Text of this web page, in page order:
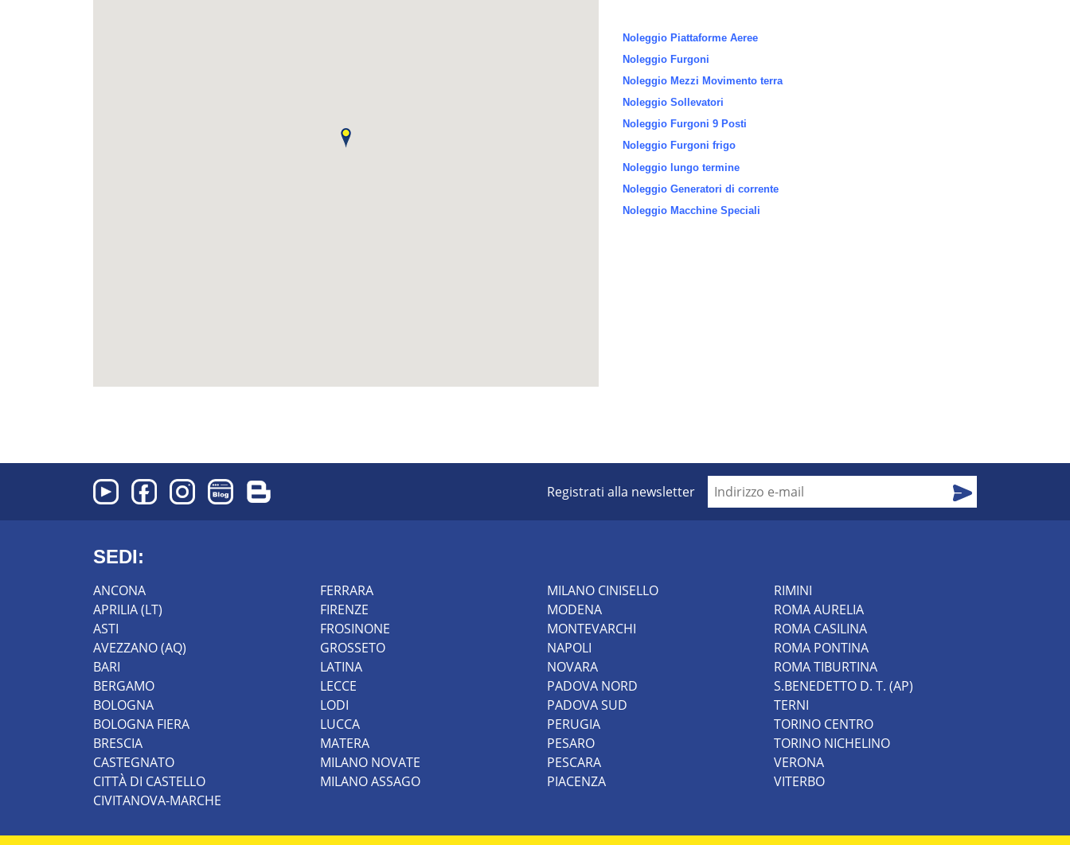
Noleggio Piattaforme Aeree
Noleggio Furgoni
Noleggio Mezzi Movimento terra
Noleggio Sollevatori
Noleggio Furgoni 9 Posti
Noleggio Furgoni frigo
Noleggio lungo termine
Noleggio Generatori di corrente
Noleggio Macchine Speciali
Registrati alla newsletter
SEDI:
ANCONA
APRILIA (LT)
ASTI
AVEZZANO (AQ)
BARI
BERGAMO
BOLOGNA
BOLOGNA FIERA
BRESCIA
CASTEGNATO
CITTÀ DI CASTELLO
CIVITANOVA-MARCHE
FERRARA
FIRENZE
FROSINONE
GROSSETO
LATINA
LECCE
LODI
LUCCA
MATERA
MILANO NOVATE
MILANO ASSAGO
MILANO CINISELLO
MODENA
MONTEVARCHI
NAPOLI
NOVARA
PADOVA NORD
PADOVA SUD
PERUGIA
PESARO
PESCARA
PIACENZA
RIMINI
ROMA AURELIA
ROMA CASILINA
ROMA PONTINA
ROMA TIBURTINA
S.BENEDETTO D. T. (AP)
TERNI
TORINO CENTRO
TORINO NICHELINO
VERONA
VITERBO